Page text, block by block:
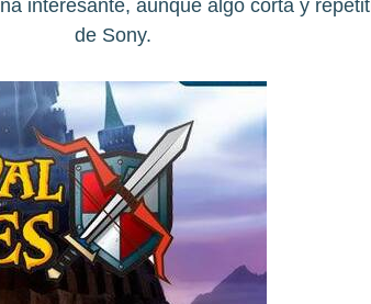
interesante, aunque algo corta y
de Sony.